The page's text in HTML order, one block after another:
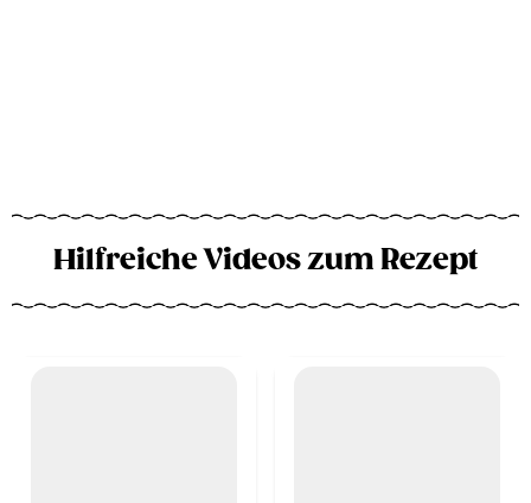
Hilfreiche Videos zum Rezept